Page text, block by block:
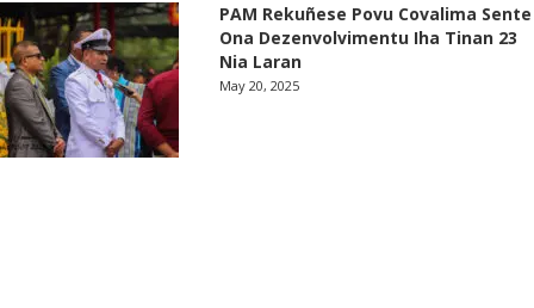
PAM Rekuñese Povu Covalima Sente
Ona Dezenvolvimentu Iha Tinan 23
Nia Laran
May 20, 2025